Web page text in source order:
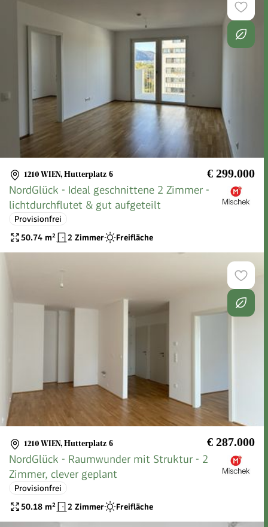
1210 WIEN, Hutterplatz 6 € 299.000
NordGlück - Ideal geschnittene 2 Zimmer -
lichtdurchflutet & gut aufgeteilt
Provisionfrei
50.74 m² 2 Zimmer Freifläche
1210 WIEN, Hutterplatz 6 € 287.000
NordGlück - Raumwunder mit Struktur - 2
Zimmer, clever geplant
Provisionfrei
50.18 m² 2 Zimmer Freifläche